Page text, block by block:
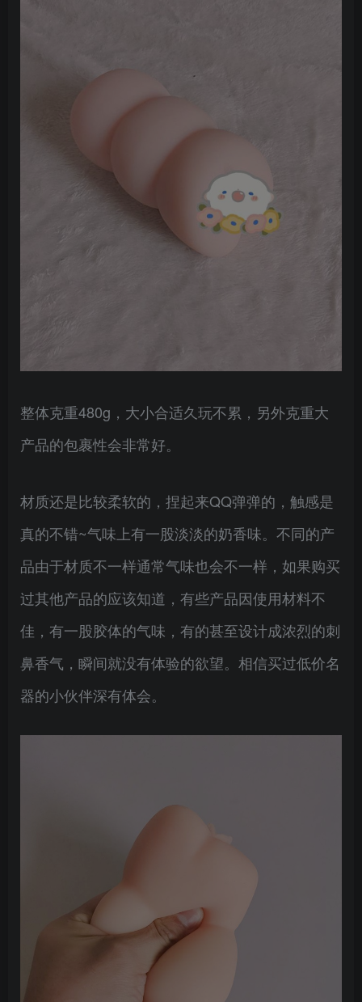
整体克重480g，大小合适久玩不累，另外克重大
产品的包裹性会非常好。
材质还是比较柔软的，捏起来QQ弹弹的，触感是
真的不错~气味上有一股淡淡的奶香味。不同的产
品由于材质不一样通常气味也会不一样，如果购买
过其他产品的应该知道，有些产品因使用材料不
佳，有一股胶体的气味，有的甚至设计成浓烈的刺
鼻香气，瞬间就没有体验的欲望。相信买过低价名
器的小伙伴深有体会。